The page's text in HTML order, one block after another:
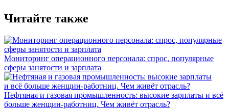
Читайте также
Мониторинг операционного персонала: спрос, популярные
сферы занятости и зарплата
Нефтяная и газовая промышленность: высокие зарплаты и всё
больше женщин-работниц. Чем живёт отрасль?